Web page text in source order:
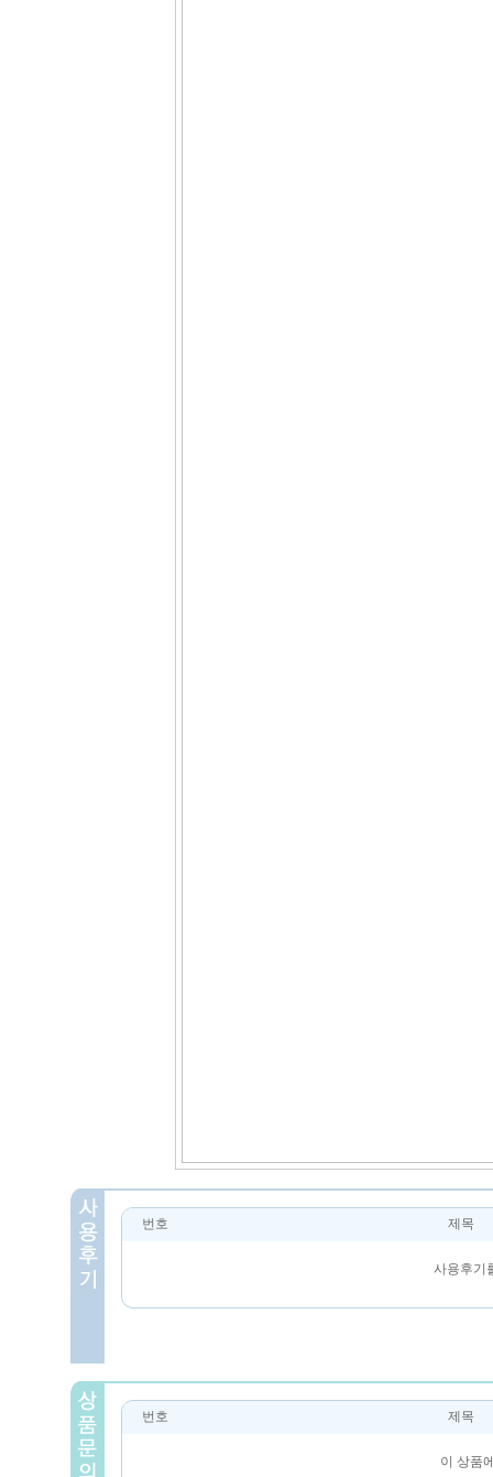
번호 제목
사용후기
번호 제목
이 상품